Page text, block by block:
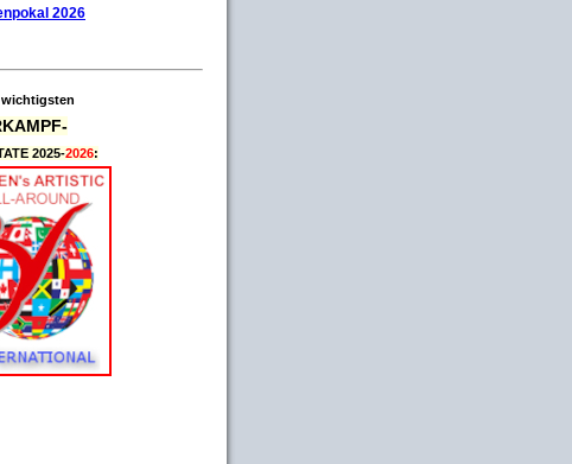
2026
wichtigsten
2025-2026: